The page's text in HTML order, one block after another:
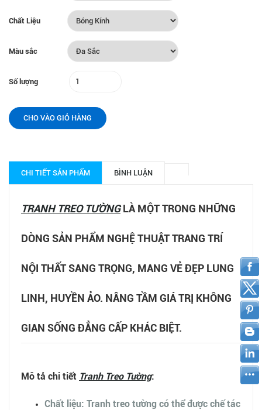
Chất Liệu
Màu sắc
Số lượng
CHO VÀO GIỎ HÀNG
CHI TIẾT SẢN PHẨM BÌNH LUẬN
TRANH TREO TƯỜNGLÀ MỘT TRONG NHỮNG
DÒNG SẢN PHẨM NGHỆ THUẬT TRANG TRÍ
NỘI THẤT SANG TRỌNG, MANG VẺ ĐẸP LUNG
LINH, HUYỀN ẢO. NÂNG TẦM GIÁ TRỊ KHÔNG
GIAN SỐNG ĐẲNG CẤP KHÁC BIỆT.
Mô tả chi tiết Tranh Treo Tường:
Chất liệu: Tranh treo tường có thể được chế tác